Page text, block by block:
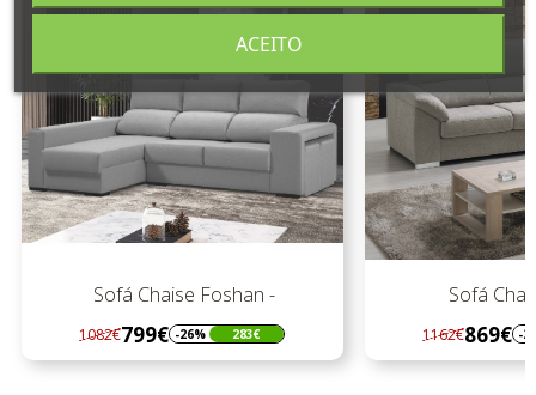
Sofá Chaise Foshan -
Regular
preço
1082€799€
Preço -26% 283€
Sofá
Regular
preço
1162€869€
Preço -
ACEITO